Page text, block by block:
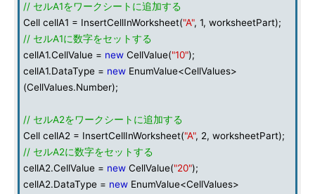
// セルA1をワークシートに追加する
Cell cellA1 = InsertCellInWorksheet("A", 1, worksheetPart);
// セルA1に数字をセットする
cellA1.CellValue = new CellValue("10");
cellA1.DataType = new EnumValue<CellValues>
(CellValues.Number);
// セルA2をワークシートに追加する
Cell cellA2 = InsertCellInWorksheet("A", 2, worksheetPart);
// セルA2に数字をセットする
cellA2.CellValue = new CellValue("20");
cellA2.DataType = new EnumValue<CellValues>